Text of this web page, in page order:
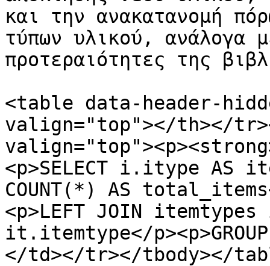
και την ανακατανομή
τύπων υλικού, ανάλογα
προτεραιότητες της
<table data-header-
valign="top"></th></
<p>SELECT i.itype
COUNT(*) AS
<p>LEFT JOIN
it.itemtype</
</td></tr></tbody></